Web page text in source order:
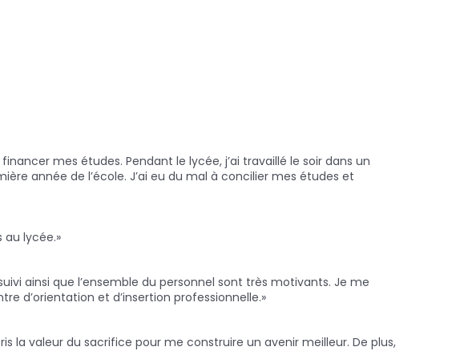
mes études. Pendant le lycée, j’ai travaillé le soir dans un
année de l’école. J’ai eu du mal à concilier mes études et
lycée.»
ainsi que l’ensemble du personnel sont très motivants. Je me
d’orientation et d’insertion professionnelle.»
la valeur du sacrifice pour me construire un avenir meilleur. De plus,